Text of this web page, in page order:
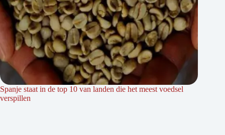
Spanje staat in de top 10 van landen die het meest voedsel
verspillen